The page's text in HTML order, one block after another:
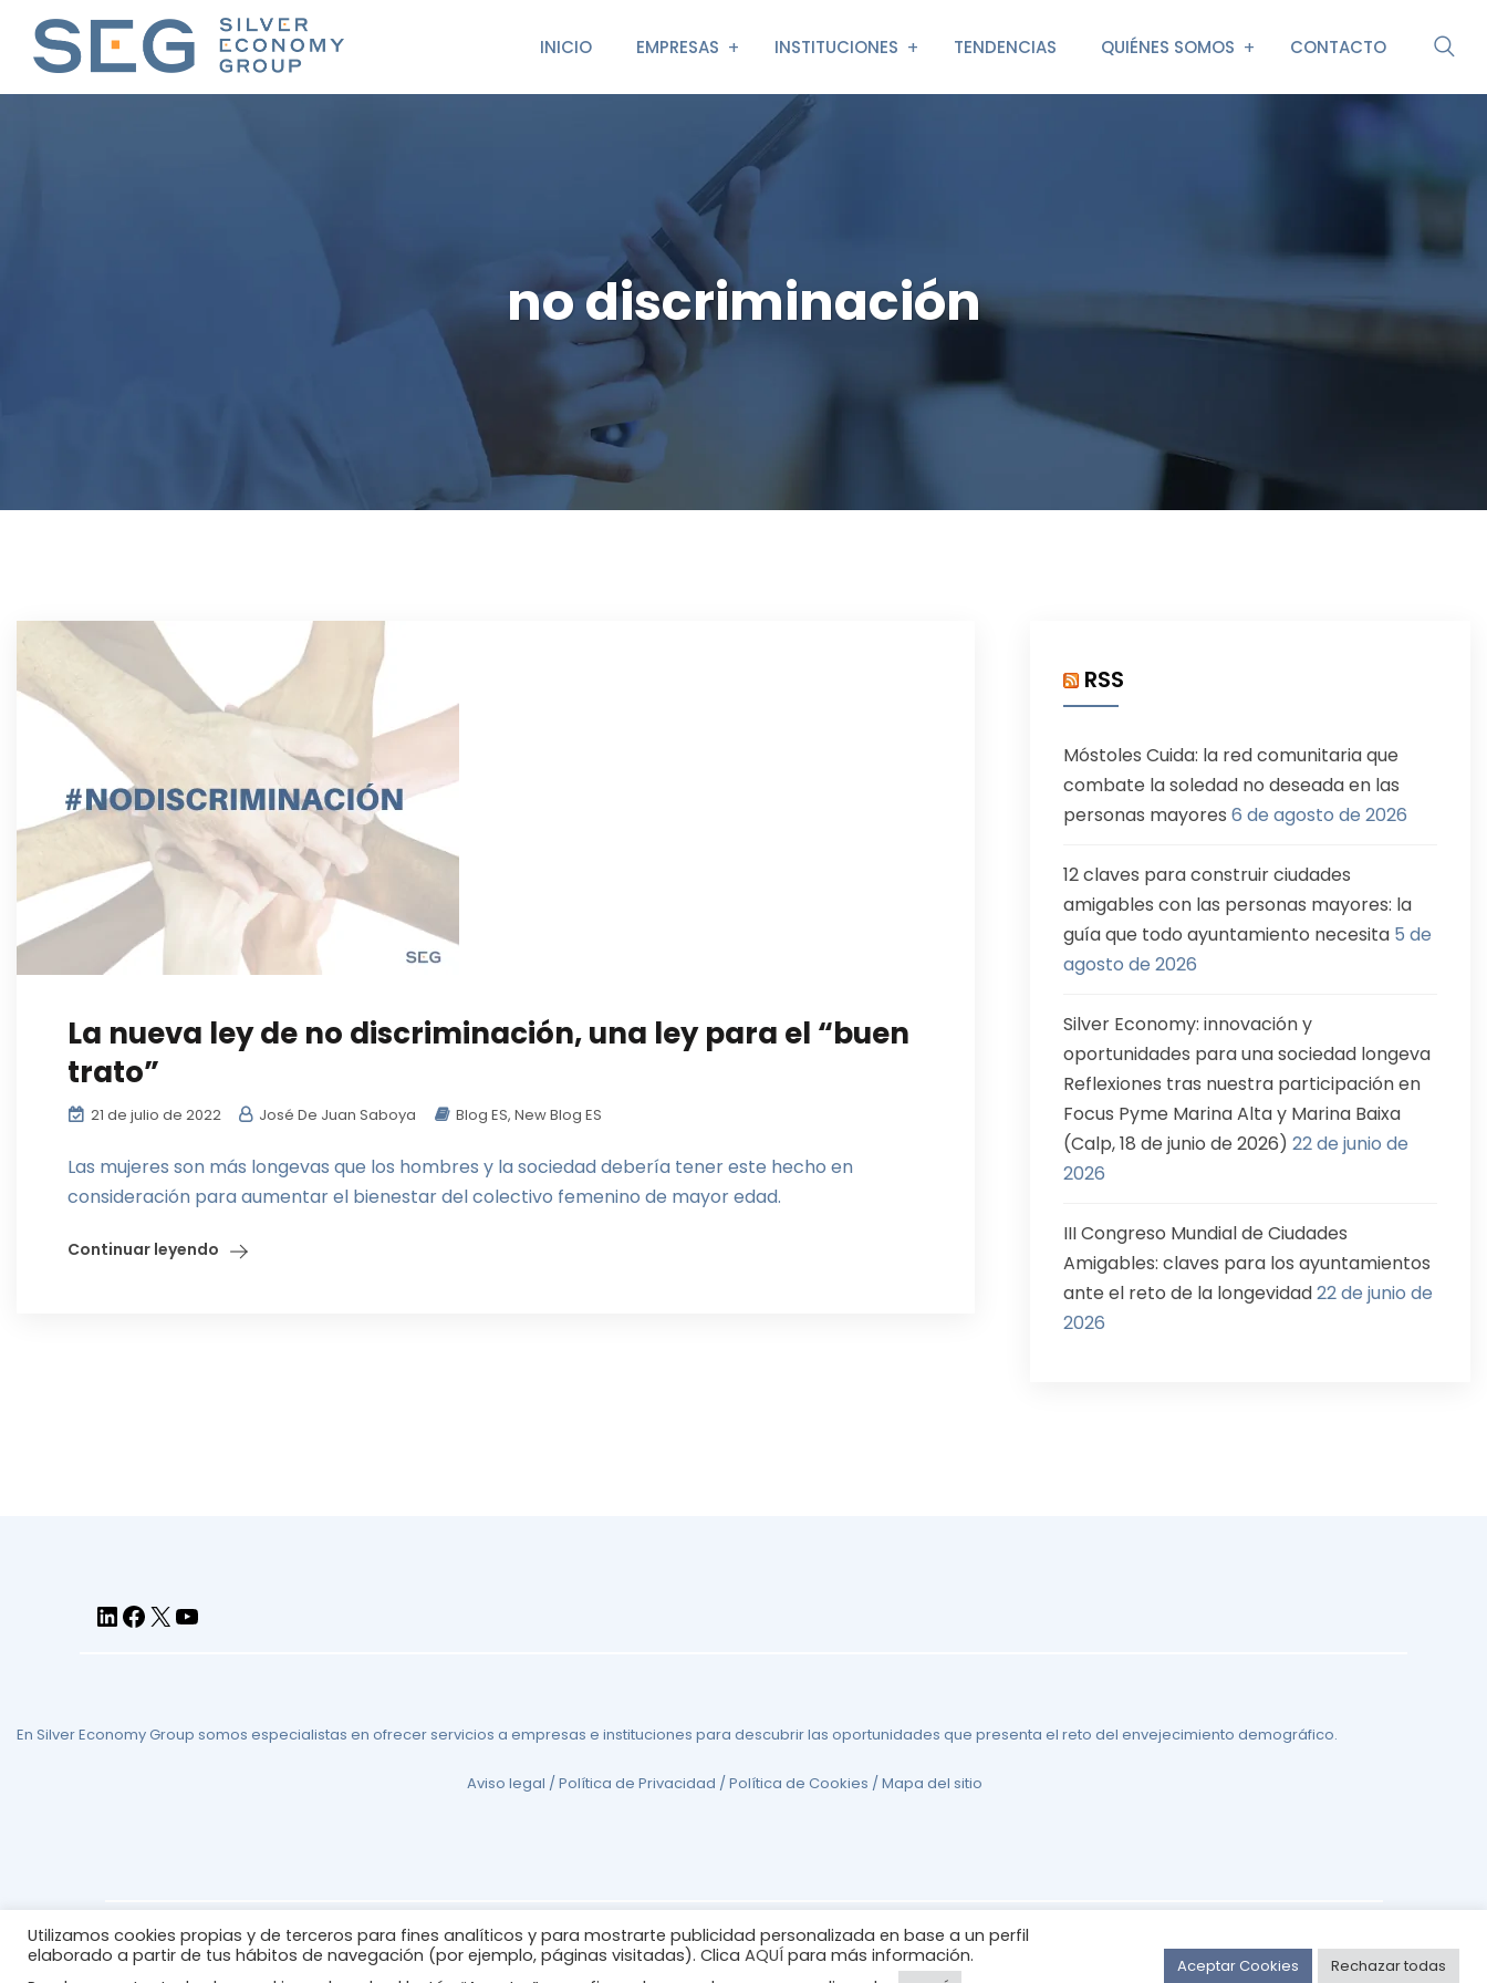
INICIO EMPRESAS INSTITUCIONES TENDENCIAS QUIÉNES SOMOS CONTACTO
no discriminación
La nueva ley de no discriminación, una ley para el “buen
trato”
21 de julio de 2022 José De Juan Saboya Blog ES, New Blog ES
Las mujeres son más longevas que los hombres y la sociedad debería tener este hecho en
consideración para aumentar el bienestar del colectivo femenino de mayor edad.
Continuar leyendo
RSS
Móstoles Cuida: la red comunitaria que
combate la soledad no deseada en las
personas mayores 6 de agosto de 2026
12 claves para construir ciudades
amigables con las personas mayores: la
guía que todo ayuntamiento necesita 5 de
agosto de 2026
Silver Economy: innovación y
oportunidades para una sociedad longeva
Reflexiones tras nuestra participación en
Focus Pyme Marina Alta y Marina Baixa
(Calp, 18 de junio de 2026) 22 de junio de
2026
III Congreso Mundial de Ciudades
Amigables: claves para los ayuntamientos
ante el reto de la longevidad22 de junio de
2026
LinkedInFacebook
X
En Silver Economy Group somos especialistas en ofrecer servicios a empresas e instituciones para descubrir las oportunidades que presenta el reto del envejecimiento demográfico.
Aviso legal /Política de Privacidad /Política de Cookies /Mapa del sitio
© 2026 silvereconomygroup
Utilizamos cookies propias y de terceros para fines analíticos y para mostrarte publicidad personalizada en base a un perfil
elaborado a partir de tus hábitos de navegación (por ejemplo, páginas visitadas). Clica AQUÍ para más información.
Aceptar Cookies Rechazar todas